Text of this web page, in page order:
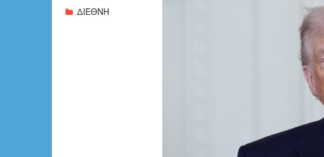
ΔΙΕΘΝΗ
w18-